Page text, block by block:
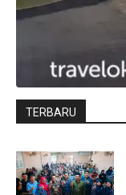
TERBARU